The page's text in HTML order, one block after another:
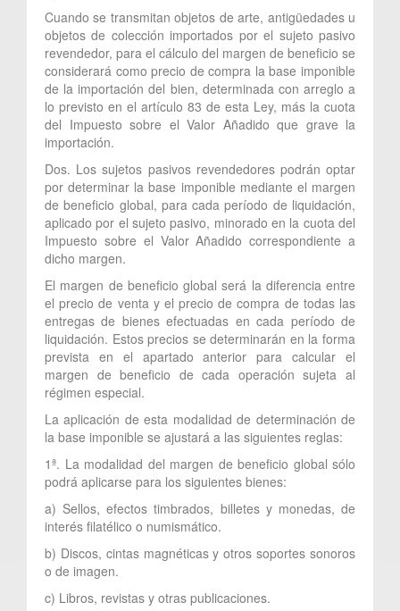
Cuando se transmitan objetos de arte, antigüedades u
objetos de colección importados por el sujeto pasivo
revendedor, para el cálculo del margen de beneficio se
considerará como precio de compra la base imponible
de la importación del bien, determinada con arreglo a
lo previsto en el artículo 83 de esta Ley, más la cuota
del Impuesto sobre el Valor Añadido que grave la
importación.
Dos. Los sujetos pasivos revendedores podrán optar
por determinar la base imponible mediante el margen
de beneficio global, para cada período de liquidación,
aplicado por el sujeto pasivo, minorado en la cuota del
Impuesto sobre el Valor Añadido correspondiente a
dicho margen.
El margen de beneficio global será la diferencia entre
el precio de venta y el precio de compra de todas las
entregas de bienes efectuadas en cada período de
liquidación. Estos precios se determinarán en la forma
prevista en el apartado anterior para calcular el
margen de beneficio de cada operación sujeta al
régimen especial.
La aplicación de esta modalidad de determinación de
la base imponible se ajustará a las siguientes reglas:
1ª. La modalidad del margen de beneficio global sólo
podrá aplicarse para los siguientes bienes:
a) Sellos, efectos timbrados, billetes y monedas, de
interés filatélico o numismático.
b) Discos, cintas magnéticas y otros soportes sonoros
o de imagen.
c) Libros, revistas y otras publicaciones.